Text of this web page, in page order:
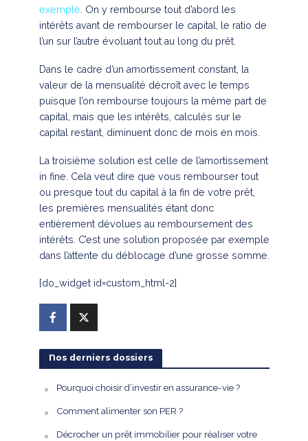
exemple . On y rembourse tout d’abord les
intérêts avant de rembourser le capital, le ratio de
l’un sur l’autre évoluant tout au long du prêt.
Dans le cadre d’un amortissement constant, la
valeur de la mensualité décroît avec le temps
puisque l’on rembourse toujours la même part de
capital, mais que les intérêts, calculés sur le
capital restant, diminuent donc de mois en mois.
La troisième solution est celle de l’amortissement
in fine. Cela veut dire que vous rembourser tout
ou presque tout du capital à la fin de votre prêt,
les premières mensualités étant donc
entièrement dévolues au remboursement des
intérêts. C’est une solution proposée par exemple
dans l’attente du déblocage d’une grosse somme.
[do_widget id=custom_html-2]
Nos derniers dossiers
Pourquoi choisir d’investir en assurance-vie ?
Comment alimenter son PER ?
Décrocher un prêt immobilier pour réaliser votre